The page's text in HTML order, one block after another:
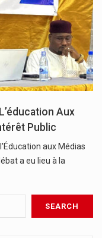
Aux
Public
aux Médias
a eu lieu à la